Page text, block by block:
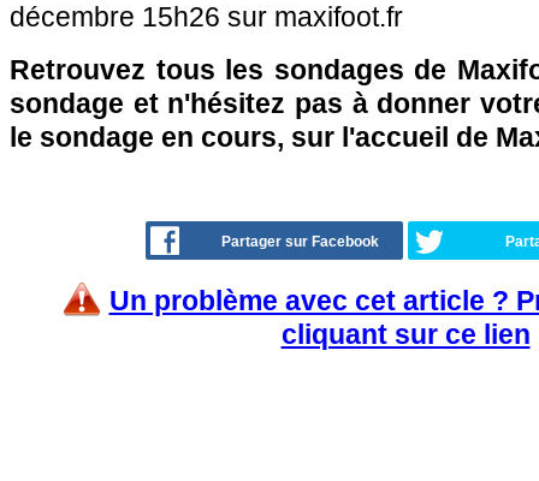
décembre 15h26 sur maxifoot.fr
Retrouvez tous les sondages de
sondage et n'hésitez pas à donner
le sondage en cours, sur l'accueil de
Partager sur Facebook
Un problème avec cet article ?
cliquant sur ce lien